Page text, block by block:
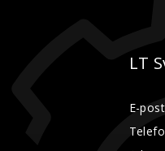
LT
E-